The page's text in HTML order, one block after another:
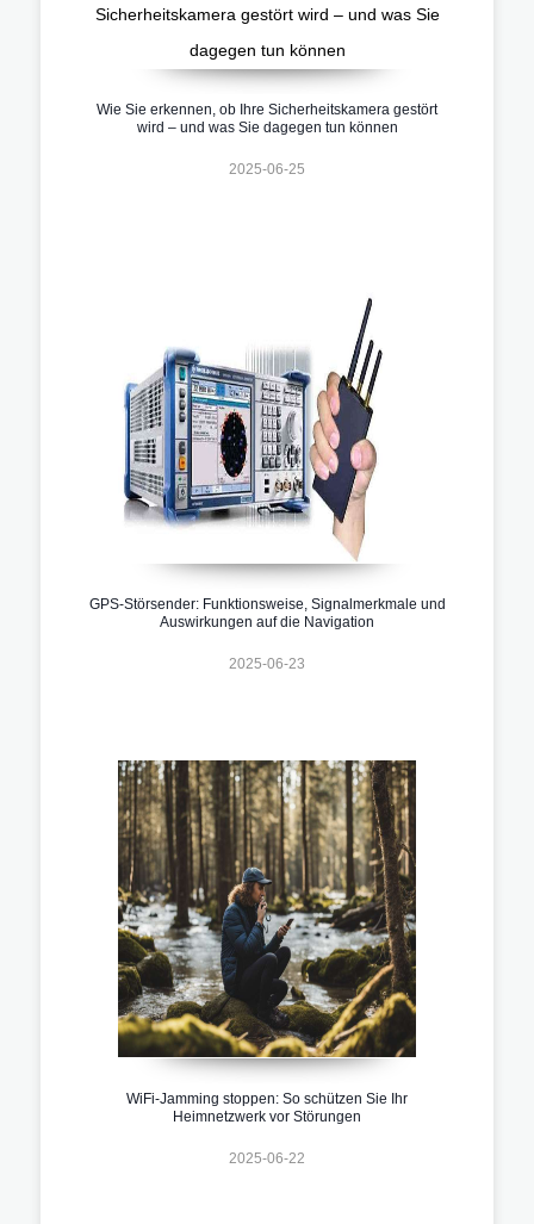
Wie Sie erkennen, ob Ihre Sicherheitskamera gestört
wird – und was Sie dagegen tun können
2025-06-25
GPS-Störsender: Funktionsweise, Signalmerkmale und
Auswirkungen auf die Navigation
2025-06-23
WiFi-Jamming stoppen: So schützen Sie Ihr
Heimnetzwerk vor Störungen
2025-06-22